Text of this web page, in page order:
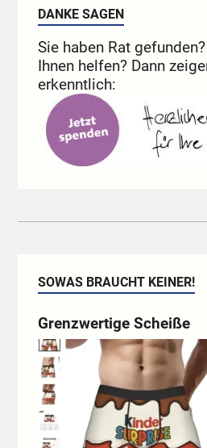
DANKE SAGEN
Sie haben Rat
Ihnen helfen? Dann
erkenntlich:
SOWAS BRAUCHT KEINER!
Grenzwertige Scheiße